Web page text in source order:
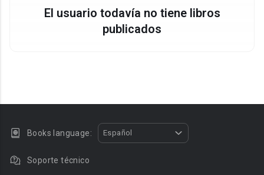
El usuario todavía no tiene libros
publicados
Books language: Español
Soporte técnico